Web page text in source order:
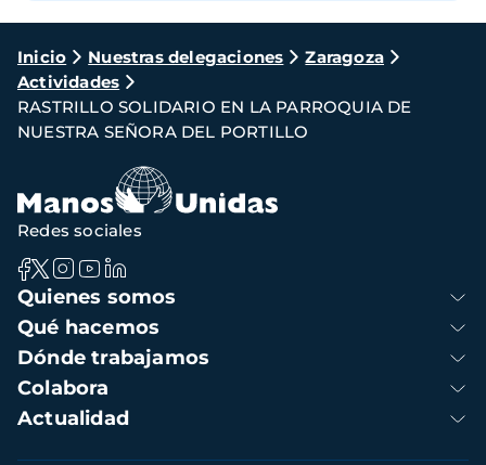
Ruta
de
navegación
Inicio Nuestras delegaciones
Zaragoza
Actividades
RASTRILLO SOLIDARIO EN LA PARROQUIA DE
NUESTRA SEÑORA DEL PORTILLO
Navegación
principal
Quienes somos
Qué hacemos
Dónde trabajamos
Colabora
Actualidad
Redes sociales